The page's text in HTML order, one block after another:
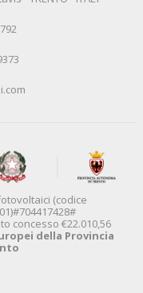
(codice
concesso €22.010,56
della Provincia